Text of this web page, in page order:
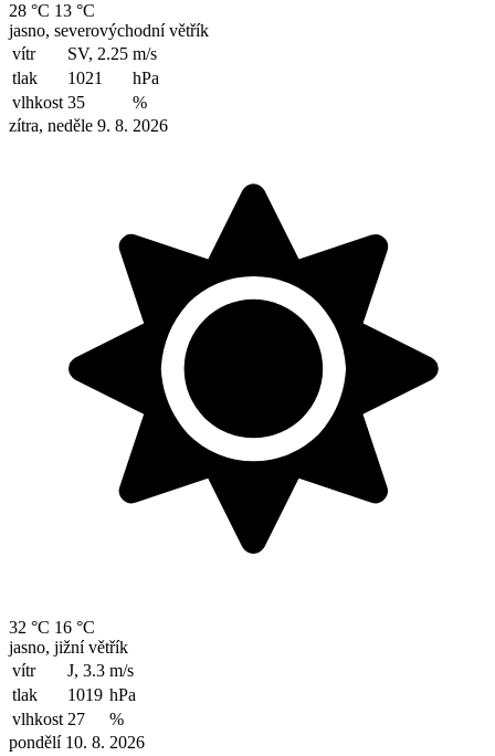
28 °C 13 °C
jasno, severovýchodní větřík
vítr
SV, 2.25 m/s
tlak
1021
hPa
vlhkost 35
%
zítra, neděle 9. 8. 2026
32 °C 16 °C
jasno, jižní větřík
vítr
J, 3.3 m/s
tlak
1019 hPa
vlhkost 27
%
pondělí 10. 8. 2026